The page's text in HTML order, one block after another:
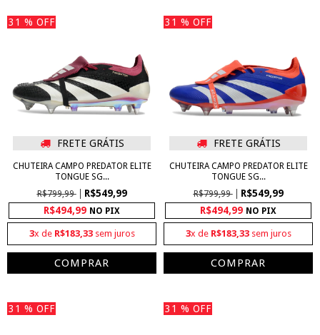
31 % OFF
FRETE GRÁTIS
CHUTEIRA CAMPO PREDATOR ELITE
TONGUE SG...
R$799,99
R$549,99
R$494,99 NO PIX
3x de R$183,33sem juros
COMPRAR
31 % OFF
FRETE GRÁTIS
CHUTEIRA CAMPO PREDATOR ELITE
TONGUE SG...
R$799,99
R$549,99
R$494,99 NO PIX
3x de R$183,33sem juros
COMPRAR
31 % OFF 31 % OFF